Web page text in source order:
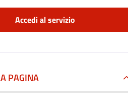
Accedi al servizio
PAGINA